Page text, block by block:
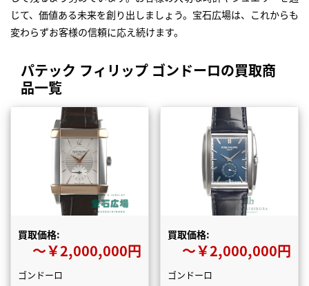
じて、価値ある未来を創り出しましょう。宝石広場は、これからも
変わらずお客様の信頼に応え続けます。
パテック フィリップ ゴンドーロの買取商
品一覧
買取価格:
〜￥2,000,000円
ゴンドーロ
買取価格:
〜￥2,000,000円
ゴンドーロ